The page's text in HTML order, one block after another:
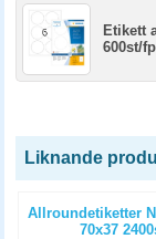
Etikett
600st/fp
Liknande
Allroundetiketter
70x37